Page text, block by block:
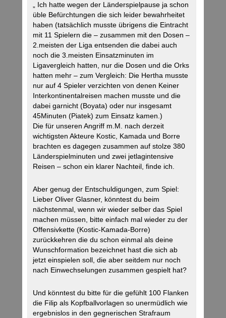
„ Ich hatte wegen der Länderspielpause ja schon
üble Befürchtungen die sich leider bewahrheitet
haben (tatsächlich musste übrigens die Eintracht
mit 11 Spielern die – zusammen mit den Dosen –
2.meisten der Liga entsenden die dabei auch
noch die 3.meisten Einsatzminuten im
Ligavergleich hatten, nur die Dosen und die Orks
hatten mehr – zum Vergleich: Die Hertha musste
nur auf 4 Spieler verzichten von denen Keiner
Interkontinentalreisen machen musste und die
dabei garnicht (Boyata) oder nur insgesamt
45Minuten (Piatek) zum Einsatz kamen.)
Die für unseren Angriff m.M. nach derzeit
wichtigsten Akteure Kostic, Kamada und Borre
brachten es dagegen zusammen auf stolze 380
Länderspielminuten und zwei jetlagintensive
Reisen – schon ein klarer Nachteil, finde ich.
Aber genug der Entschuldigungen, zum Spiel:
Lieber Oliver Glasner, könntest du beim
nächstenmal, wenn wir wieder selber das Spiel
machen müssen, bitte einfach mal wieder zu der
Offensivkette (Kostic-Kamada-Borre)
zurückkehren die du schon einmal als deine
Wunschformation bezeichnet hast die sich ab
jetzt einspielen soll, die aber seitdem nur noch
nach Einwechselungen zusammen gespielt hat?
Und könntest du bitte für die gefühlt 100 Flanken
die Filip als Kopfballvorlagen so unermüdlich wie
ergebnislos in den gegnerischen Strafraum